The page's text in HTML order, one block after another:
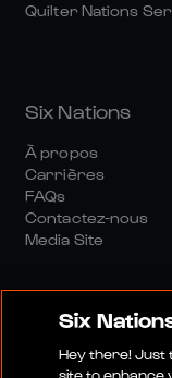
Quilter Nations
Six Nations
À propos
Carrières
FAQs
Contactez-nous
Media Site
Six
Hey there! Just
site to enhance